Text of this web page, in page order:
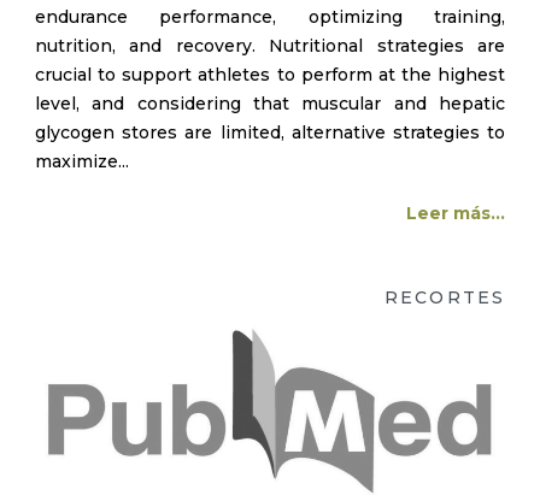
endurance performance, optimizing training,
nutrition, and recovery. Nutritional strategies are
crucial to support athletes to perform at the highest
level, and considering that muscular and hepatic
glycogen stores are limited, alternative strategies to
maximize...
Leer más...
RECORTES